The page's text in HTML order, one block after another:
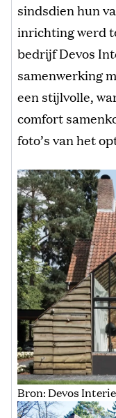
sindsdien hun
inrichting werd
bedrijf Devos
samenwerking
een stijlvolle,
comfort
foto’s van het
Bron: Devos